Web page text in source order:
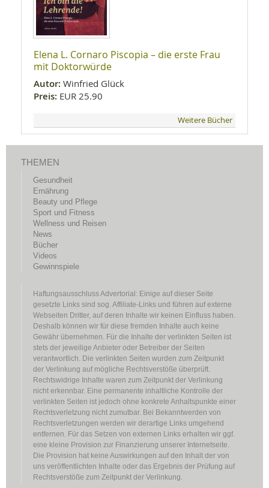
Elena L. Cornaro Piscopia – die erste Frau
mit Doktorwürde
Autor: Winfried Glück
Preis: EUR 25.90
Weitere Bücher
THEMEN
Gesundheit
Ernährung
Beauty und Pflege
Sport und Fitness
Wellness und Reisen
News
Bücher
Videos
Gewinnspiele
Haftungsausschluss Advertorial: Einige auf dieser Seite
gesetzte Links sind sog. Affiliate-Links und führen auf externe
Webseiten Dritter, auf deren Inhalte wir keinen Einfluss haben.
Deshalb können wir für diese fremden Inhalte auch keine
Gewähr übernehmen. Für die Inhalte der verlinkten Seiten ist
stets der jeweilige Anbieter oder Betreiber der Seiten
verantwortlich. Die verlinkten Seiten wurden zum Zeitpunkt
der Verlinkung auf mögliche Rechtsverstöße überprüft.
Rechtswidrige Inhalte waren zum Zeitpunkt der Verlinkung
nicht erkennbar. Eine permanente inhaltliche Kontrolle der
verlinkten Seiten ist jedoch ohne konkrete Anhaltspunkte einer
Rechtsverletzung nicht zumutbar. Bei Bekanntwerden von
Rechtsverletzungen werden wir derartige Links umgehend
entfernen. Für das Setzen von externen Links erhalten wir ggf.
eine kleine Provision zur Finanzierung unserer Internetseite.
Die Provision hat keine Auswirkungen auf den Inhalt der von
uns veröffentlichten Inhalte oder das Ergebnis der Prüfung auf
Rechtsverstöße zum Zeitpunkt der Verlinkung.